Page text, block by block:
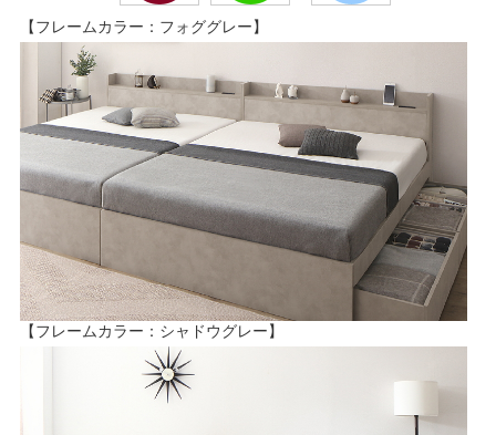
【フレームカラー：フォググレー】
【フレームカラー：シャドウグレー】